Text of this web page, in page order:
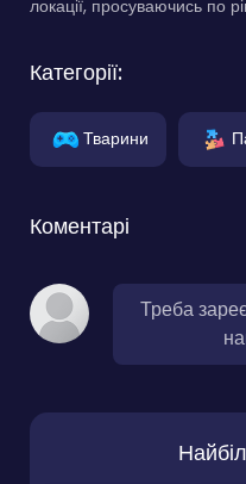
локації, просуваючись по
Категорії:
Тварини
Коментарі
Треба